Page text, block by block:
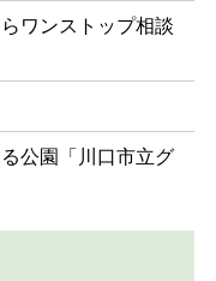
ワンストップ相談
公園「川口市立グ